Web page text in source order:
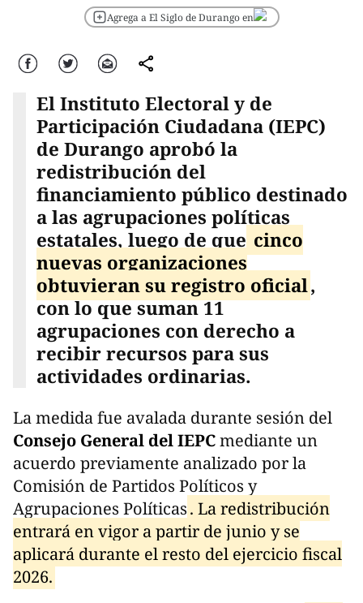
Agrega a El Siglo de Durango en
Facebook Twitter Correo comparte
El Instituto Electoral y de
Participación Ciudadana (IEPC)
de Durango aprobó la
redistribución del
financiamiento público destinado
a las agrupaciones políticas
estatales, luego de que cinco
nuevas organizaciones
obtuvieran su registro oficial,
con lo que suman 11
agrupaciones con derecho a
recibir recursos para sus
actividades ordinarias.
La medida fue avalada durante sesión del
Consejo General del IEPCmediante un
acuerdo previamente analizado por la
Comisión de Partidos Políticos y
Agrupaciones Políticas. La redistribución
entrará en vigor a partir de junio y se
aplicará durante el resto del ejercicio fiscal
2026.